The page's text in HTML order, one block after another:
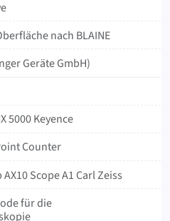
nach BLAINE
Geräte GmbH)
5000 Keyence
Counter
Scope A1 Carl Zeiss
für die